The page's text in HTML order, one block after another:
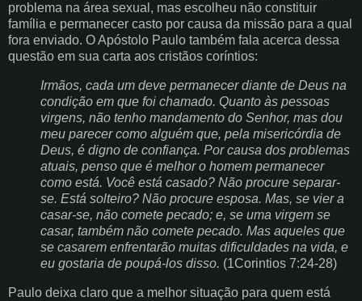
problema na área sexual, mas escolheu não constituir
família e permanecer casto por causa da missão para a qual
fora enviado. O Apóstolo Paulo também fala acerca dessa
questão em sua carta aos cristãos coríntios:
Irmãos, cada um deve permanecer diante de Deus na
condição em que foi chamado. Quanto às pessoas
virgens, não tenho mandamento do Senhor, mas dou
meu parecer como alguém que, pela misericórdia de
Deus, é digno de confiança. Por causa dos problemas
atuais, penso que é melhor o homem permanecer
como está. Você está casado? Não procure separar-
se. Está solteiro? Não procure esposa. Mas, se vier a
casar-se, não comete pecado; e, se uma virgem se
casar, também não comete pecado. Mas aqueles que
se casarem enfrentarão muitas dificuldades na vida, e
eu gostaria de poupá-los disso. (1Corintios 7:24-28)
Paulo deixa claro que a melhor situação para quem está